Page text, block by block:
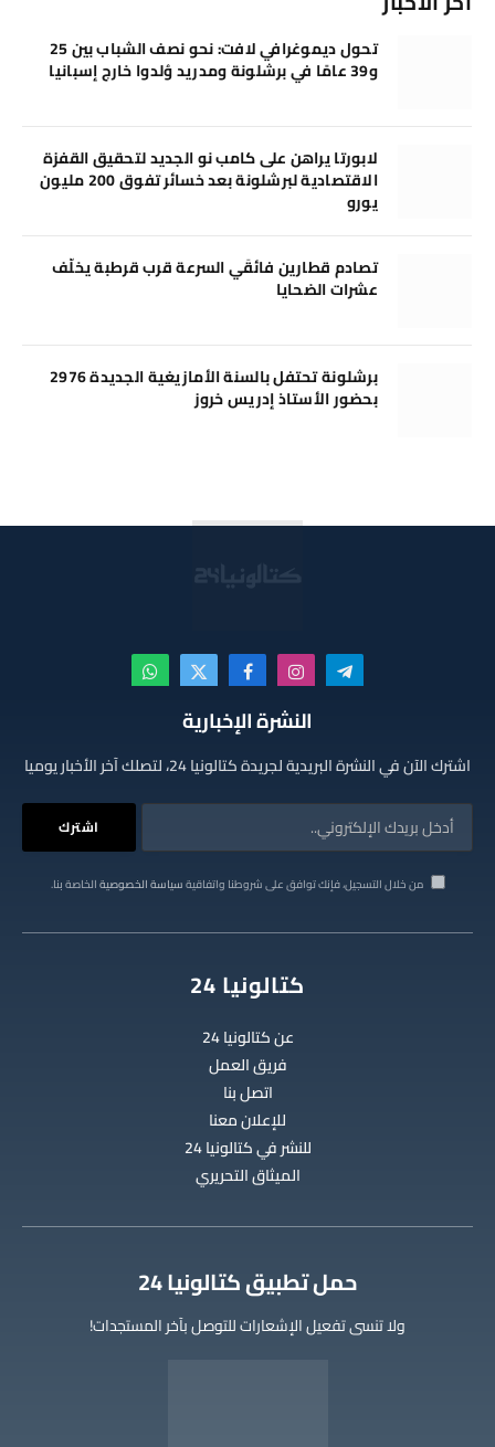
تحول ديموغرافي لافت: نحو نصف الشباب بين 25
و39 عامًا في برشلونة ومدريد وُلدوا خارج إسبانيا
لابورتا يراهن على كامب نو الجديد لتحقيق القفزة
الاقتصادية لبرشلونة بعد خسائر تفوق 200 مليون
يورو
تصادم قطارين فائقَي السرعة قرب قرطبة يخلّف
عشرات الضحايا
برشلونة تحتفل بالسنة الأمازيغية الجديدة 2976
بحضور الأستاذ إدريس خروز
تيلقرام الانستغرامفيسبوكX
(Twitter)
واتساب
النشرة الإخبارية
اشترك الآن في النشرة البريدية لجريدة كتالونيا 24، لتصلك آخر الأخبار يوميا
من خلال التسجيل، فإنك توافق على شروطنا واتفاقيةسياسة الخصوصيةالخاصة بنا.
كتالونيا 24
عن كتالونيا 24
فريق العمل
اتصل بنا
للإعلان معنا
للنشر في كتالونيا 24
الميثاق التحريري
‫حمل تطبيق كتالونيا 24
ولا تنسى تفعيل الإشعارات للتوصل بآخر المستجدات!